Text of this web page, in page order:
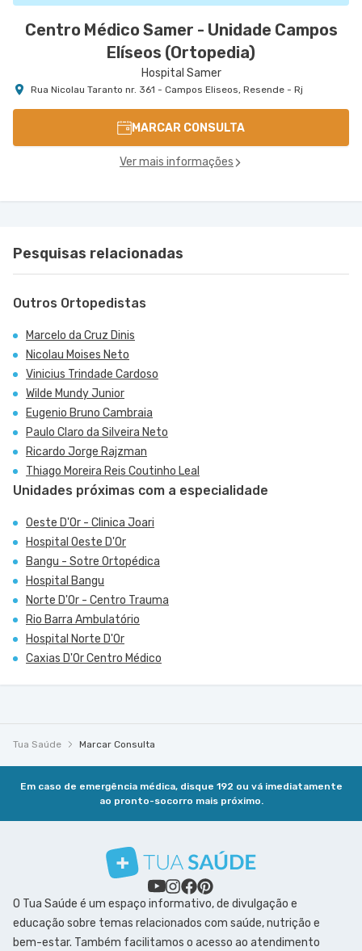
Centro Médico Samer - Unidade Campos
Elíseos (Ortopedia)
Hospital Samer
Rua Nicolau Taranto nr. 361 - Campos Eliseos, Resende - Rj
MARCAR CONSULTA
Ver mais informações
Pesquisas relacionadas
Outros Ortopedistas
Marcelo da Cruz Dinis
Nicolau Moises Neto
Vinicius Trindade Cardoso
Wilde Mundy Junior
Eugenio Bruno Cambraia
Paulo Claro da Silveira Neto
Ricardo Jorge Rajzman
Thiago Moreira Reis Coutinho Leal
Unidades próximas com a especialidade
Oeste D'Or - Clinica Joari
Hospital Oeste D'Or
Bangu - Sotre Ortopédica
Hospital Bangu
Norte D'Or - Centro Trauma
Rio Barra Ambulatório
Hospital Norte D'Or
Caxias D'Or Centro Médico
Tua Saúde Marcar Consulta
Em caso de emergência médica, disque 192 ou vá imediatamente
ao pronto-socorro mais próximo.
O Tua Saúde é um espaço informativo, de divulgação e
educação sobre temas relacionados com saúde, nutrição e
bem-estar. Também facilitamos o acesso ao atendimento